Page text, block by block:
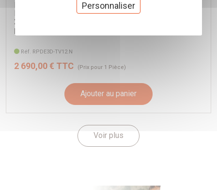
PARE CHOC DE REMPLACEMENT RHINO4X4
EVOLUTION 3 NOIR POUR TOYOTA HILUX VIGO DE
2012 A 2016
Réf. RPDE3D-TV12.N
2 690,00 € TTC (Prix pour 1 Pièce)
Ajouter au panier
Voir plus
Personnaliser